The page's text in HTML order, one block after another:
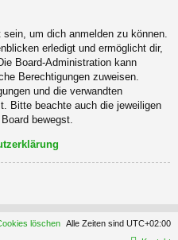
um dich anmelden zu können.
erledigt und ermöglicht dir,
Board-Administration kann
Berechtigungen zuweisen.
und die verwandten
Bitte beachte auch die jeweiligen
bewegst.
Alle Zeiten sind UTC+02:00
löschen